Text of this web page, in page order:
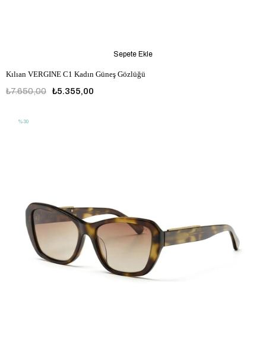
Kılıan VERGINE C1 Kadın Güneş Gözlüğü
₺5.355,00
₺7.650,00
Sepete Ekle
%30